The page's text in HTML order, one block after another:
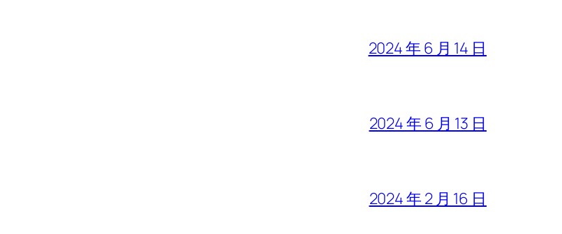
2024 年 6 月 14 日
2024 年 6 月 13 日
2024 年 2 月 16 日